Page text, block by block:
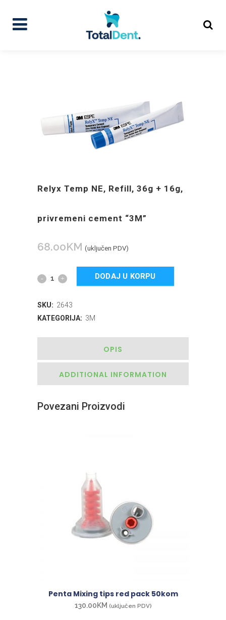
Relyx Temp NE, Refill, 36g + 16g,
privremeni cement “3M”
68.00KM (uključen PDV)
DODAJ U KORPU
SKU: 2643
KATEGORIJA: 3M
OPIS
ADDITIONAL INFORMATION
Povezani Proizvodi
Penta Mixing tips red pack 50kom
130.00KM (uključen PDV)